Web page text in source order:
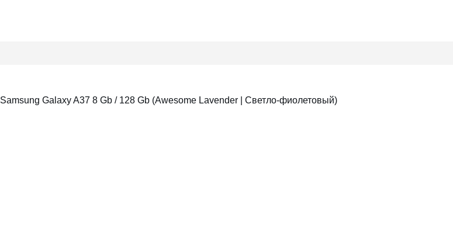
Samsung Galaxy A37 8 Gb / 128 Gb (Awesome Lavender | Светло-фиолетовый)